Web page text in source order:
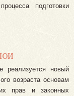
подготовки
реализуется новый
возраста основам
прав и законных